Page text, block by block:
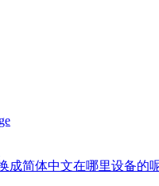
成简体中文在哪里设备的